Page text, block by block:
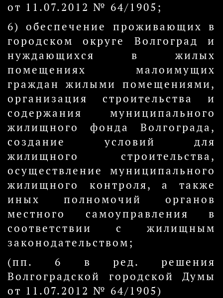
от 11.07.2012 № 64/1905;
6) обеспечение проживающих в
городском округе Волгоград и
нуждающихся в жилых
помещениях малоимущих
граждан жилыми помещениями,
организация строительства и
содержания муниципального
жилищного фонда Волгограда,
создание условий для
жилищного строительства,
осуществление муниципального
жилищного контроля, а также
иных полномочий органов
местного самоуправления в
соответствии с жилищным
законодательством;
(пп. 6 в ред. решения
Волгоградской городской Думы
от 11.07.2012 № 64/1905)